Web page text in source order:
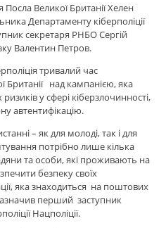
Посла Великої Британії Хелен
Департаменту кіберполіції
секретаря РНБО Сергій
Валентин Петров.
тривалий час
Британії над кампанією, яка
у сфері кіберзлочинності,
автентифікацію.
– як для молоді, так і для
потрібно лише кілька
та особи, які проживають на
безпеку своїх
яка знаходиться на поштових
перший заступник
Нацполіції.